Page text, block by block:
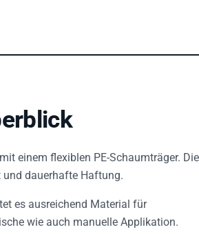
mit einem flexiblen PE-Schaumträger. Die
dauerhafte Haftung.
es ausreichend Material für
wie auch manuelle Applikation.